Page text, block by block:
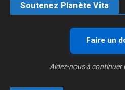
Soutenez Planète Vita
Faire un
Aidez-nous à continuer